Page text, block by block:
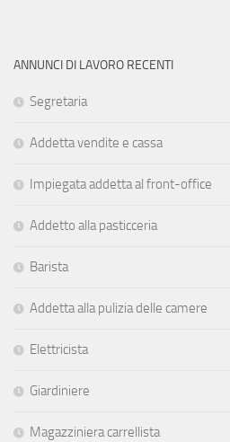
ANNUNCI DI LAVORO RECENTI
Segretaria
Addetta vendite e cassa
Impiegata addetta al front-office
Addetto alla pasticceria
Barista
Addetta alla pulizia delle camere
Elettricista
Giardiniere
Magazziniera carrellista